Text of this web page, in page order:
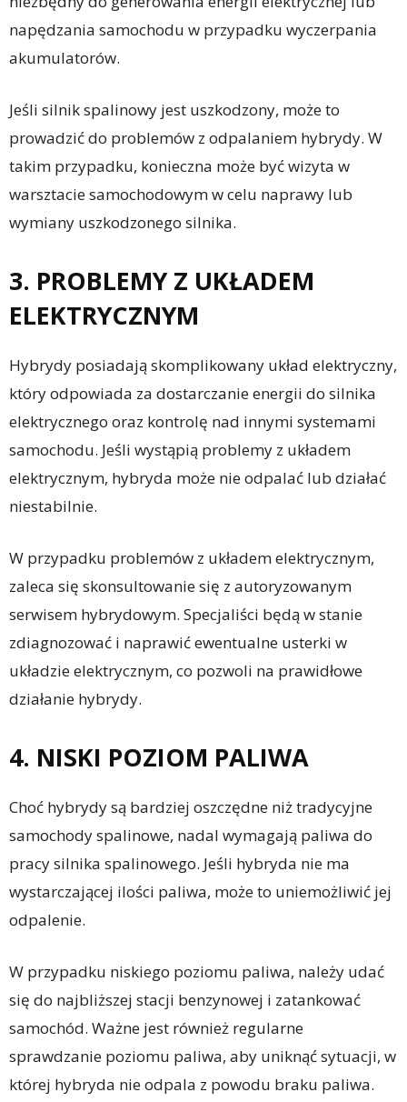
napędzania samochodu w przypadku wyczerpania
akumulatorów.
Jeśli silnik spalinowy jest uszkodzony, może to
prowadzić do problemów z odpalaniem hybrydy. W
takim przypadku, konieczna może być wizyta w
warsztacie samochodowym w celu naprawy lub
wymiany uszkodzonego silnika.
3. PROBLEMY Z UKŁADEM
ELEKTRYCZNYM
Hybrydy posiadają skomplikowany układ elektryczny,
który odpowiada za dostarczanie energii do silnika
elektrycznego oraz kontrolę nad innymi systemami
samochodu. Jeśli wystąpią problemy z układem
elektrycznym, hybryda może nie odpalać lub działać
niestabilnie.
W przypadku problemów z układem elektrycznym,
zaleca się skonsultowanie się z autoryzowanym
serwisem hybrydowym. Specjaliści będą w stanie
zdiagnozować i naprawić ewentualne usterki w
układzie elektrycznym, co pozwoli na prawidłowe
działanie hybrydy.
4. NISKI POZIOM PALIWA
Choć hybrydy są bardziej oszczędne niż tradycyjne
samochody spalinowe, nadal wymagają paliwa do
pracy silnika spalinowego. Jeśli hybryda nie ma
wystarczającej ilości paliwa, może to uniemożliwić jej
odpalenie.
W przypadku niskiego poziomu paliwa, należy udać
się do najbliższej stacji benzynowej i zatankować
samochód. Ważne jest również regularne
sprawdzanie poziomu paliwa, aby uniknąć sytuacji, w
której hybryda nie odpala z powodu braku paliwa.